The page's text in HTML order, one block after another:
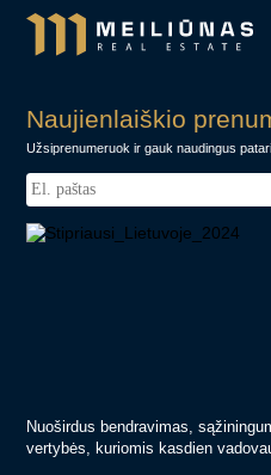
Naujienlaiškio
Užsiprenumeruok ir gauk naudingus
Nuoširdus bendravimas,
vertybės, kuriomis kasdien